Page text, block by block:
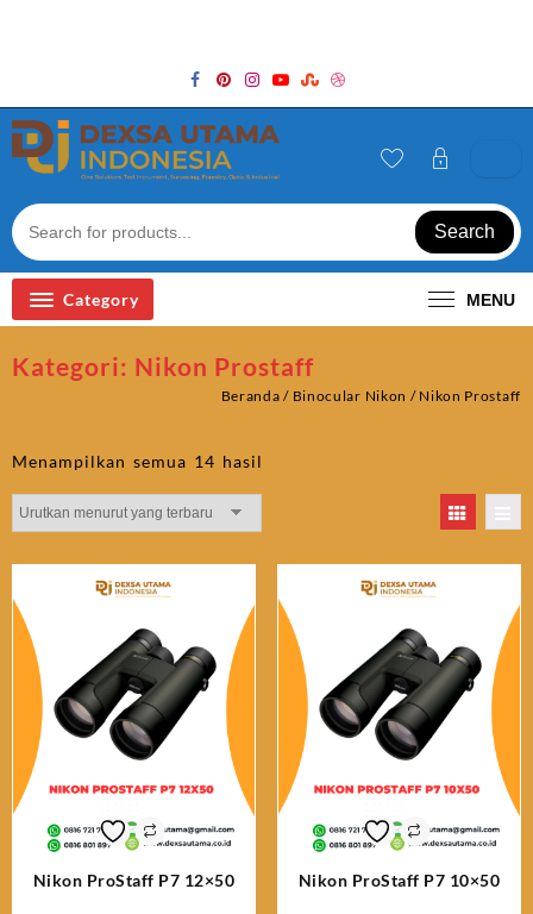
Search
Category MENU
Kategori: Nikon Prostaff
Beranda / Binocular Nikon / Nikon Prostaff
Menampilkan semua 14 hasil
Nikon ProStaff P7 12×50 Nikon ProStaff P7 10×50